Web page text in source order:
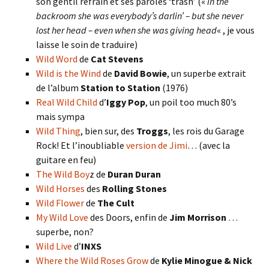
backroom she was everybody’s darlin’ – but she never
lost her head – even when she was giving head« , je vous
laisse le soin de traduire)
Wild Word de Cat Stevens
Wild is the Wind de David Bowie, un superbe extrait
de l’album Station to Station (1976)
Real Wild Child d’Iggy Pop, un poil too much 80’s
mais sympa
Wild Thing, bien sur, des Troggs, les rois du Garage
Rock! Et l’inoubliable version de Jimi… (avec la
guitare en feu)
The Wild Boyz de Duran Duran
Wild Horses des Rolling Stones
Wild Flowerde The Cult
My Wild Love des Doors, enfin de Jim Morrison …
superbe, non?
Wild Live d’INXS
Where the Wild Roses Growde Kylie Minogue & Nick